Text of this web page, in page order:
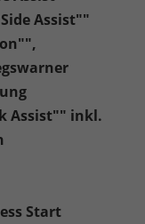
Assist""
Assist"" inkl.
Start